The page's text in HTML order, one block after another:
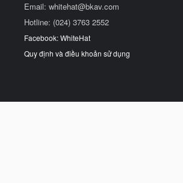
Email: whitehat@bkav.com
Hotline: (024) 3763 2552
Facebook: WhiteHat
Quy định và điều khoản sử dụng